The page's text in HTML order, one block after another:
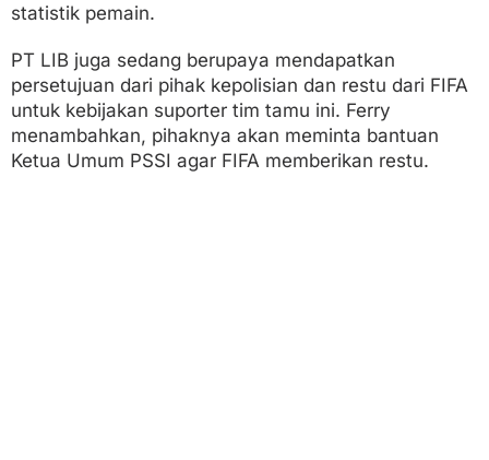
statistik pemain.
PT LIB juga sedang berupaya mendapatkan
persetujuan dari pihak kepolisian dan restu dari FIFA
untuk kebijakan suporter tim tamu ini. Ferry
menambahkan, pihaknya akan meminta bantuan
Ketua Umum PSSI agar FIFA memberikan restu.